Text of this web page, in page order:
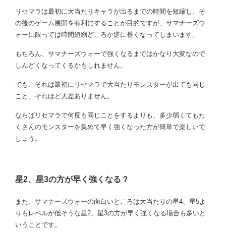
リセマラは最初に大当たりキャラが出るまでの時間を短縮し、そ
の後のゲーム展開を有利にすることが目的ですが、サマナーズウ
ォーに限っては時間短縮どころか逆に長くなってしまいます。
もちろん、サマナーズウォーで強くなるまではかなり大変なので
しんどくなってくるかもしれません。
でも、それは最初にリセマラで大当たりモンスターが出ても同じ
こと、それほど大差ありません。
ならばリセマラで何度も同じことをするよりも、多少弱くてもた
くさんのモンスターを集めて早く強くなった方が簡単で楽しいで
しょう。
星2、星3の方が早く強くなる？
また、サマナーズウォーの面白いところは大当たりの星4、星5よ
りもレベルが低そうな星2、星3の方が早く強くなる場合も多いと
いうことです。